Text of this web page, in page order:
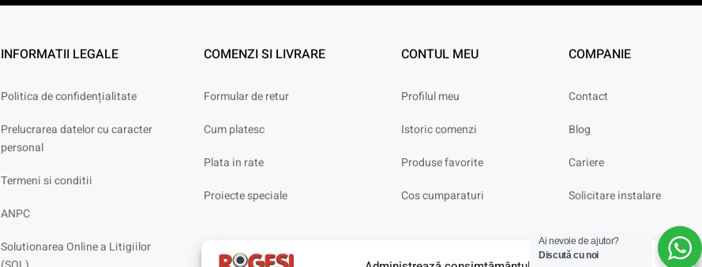
INFORMATII LEGALE
Politica de confidențialitate
Prelucrarea datelor cu caracter
personal
Termeni si conditii
ANPC
Solutionarea Online a Litigiilor
COMENZI SI LIVRARE
Formular de retur
Cum platesc
Plata in rate
Proiecte speciale
CONTUL MEU
Profilul meu
Istoric comenzi
Produse favorite
Cos cumparaturi
COMPANIE
Contact
Blog
Cariere
Solicitare instalare
Ai nevoie de ajutor?
Discută cu noi